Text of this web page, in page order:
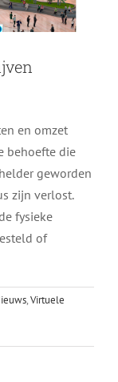
en omzet
behoefte die
geworden
zijn verlost.
fysieke
of
,Virtuele